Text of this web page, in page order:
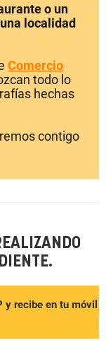
o un
localidad
Comercio
todo lo
hechas
contigo
recibe en tu móvil